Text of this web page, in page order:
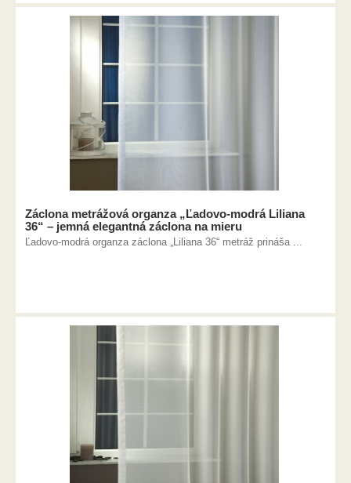
Záclona metrážová organza „Ľadovo-modrá Liliana
36“ – jemná elegantná záclona na mieru
Ľadovo-modrá organza záclona „Liliana 36“ metráž prináša ...